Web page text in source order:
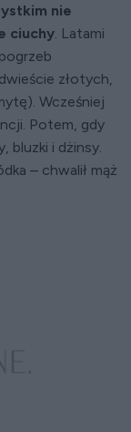
nie
ciuchy . Latami
złotych,
Wcześniej
Potem, gdy
bluzki i dżinsy.
– chwalił mąż